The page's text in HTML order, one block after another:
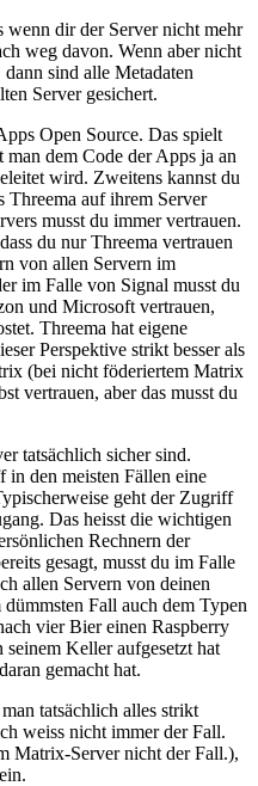
wenn dir der Server nicht mehr
weg davon. Wenn aber nicht
sind alle Metadaten
Server gesichert.
Open Source. Das spielt
man dem Code der Apps ja an
wird. Zweitens kannst du
Threema auf ihrem Server
musst du immer vertrauen.
du nur Threema vertrauen
von allen Servern im
im Falle von Signal musst du
und Microsoft vertrauen,
Threema hat eigene
Perspektive strikt besser als
(bei nicht föderiertem Matrix
vertrauen, aber das musst du
tatsächlich sicher sind.
den meisten Fällen eine
geht der Zugriff
Das heisst die wichtigen
Rechnern der
gesagt, musst du im Falle
allen Servern von deinen
Fall auch dem Typen
vier Bier einen Raspberry
Keller aufgesetzt hat
gemacht hat.
tatsächlich alles strikt
weiss nicht immer der Fall.
Matrix-Server nicht der Fall.),